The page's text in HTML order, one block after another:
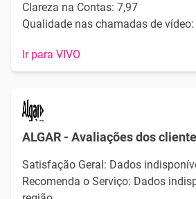
Clareza na Contas: 7,97
Qualidade nas chamadas de vídeo:
Ir para VIVO
ALGAR - Avaliações dos
Satisfação Geral: Dados
Recomenda o Serviço: Dados